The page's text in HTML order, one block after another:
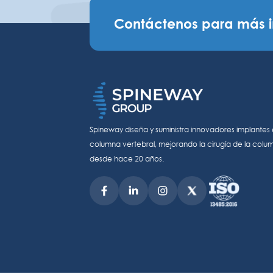
Contáctenos para más
Spineway diseña y suministra innovadores
columna vertebral, mejorando la cirugía de la
desde hace 20 años.